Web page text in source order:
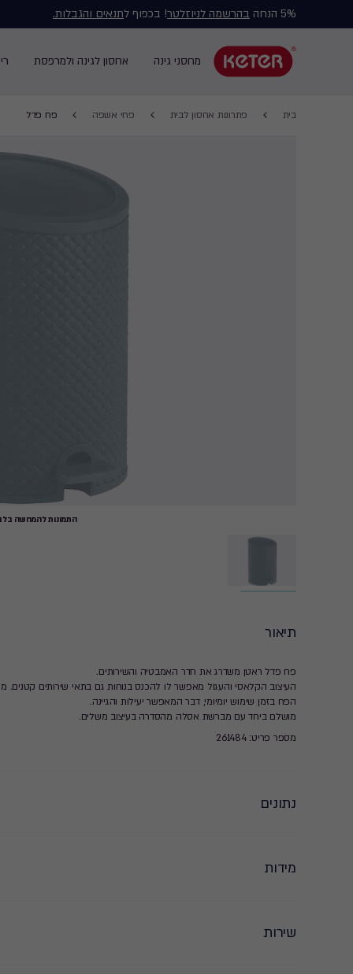
5% הנחה בהרשמה לניוזלטר! בכפוף לתנאים והגבלות.
navigation
מחסני גינה אחסון לגינה ולמרפסת
Main
בית פתרונות אחסון לבית פחי אשפה פח פדל
התמונות להמחשה
תיאור
פח פדל ראטן משדרג את חדר האמבטיה והשירותים.
העיצוב הקלאסי והעגול מאפשר לו להכנס בנוחות גם בתאי שירותים
הפח בזמן שימוש יומיומי, דבר המאפשר יעילות והגיינה.
מושלם ביחד עם מברשת אסלה מהסדרה בעיצוב משלים.
מספר פריט: 261484
נתונים
מידות
שירות